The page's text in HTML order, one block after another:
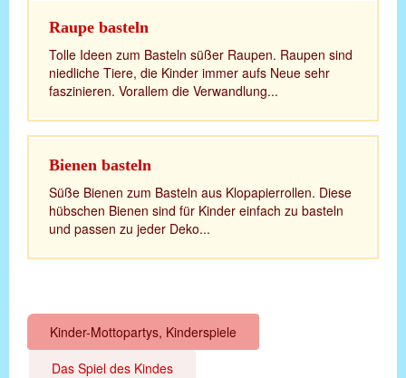
Raupe basteln
Tolle Ideen zum Basteln süßer Raupen. Raupen sind
niedliche Tiere, die Kinder immer aufs Neue sehr
faszinieren. Vorallem die Verwandlung...
Bienen basteln
Süße Bienen zum Basteln aus Klopapierrollen. Diese
hübschen Bienen sind für Kinder einfach zu basteln
und passen zu jeder Deko...
Kinder-Mottopartys, Kinderspiele
Das Spiel des Kindes